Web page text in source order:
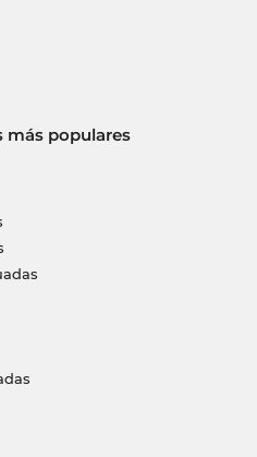
más populares